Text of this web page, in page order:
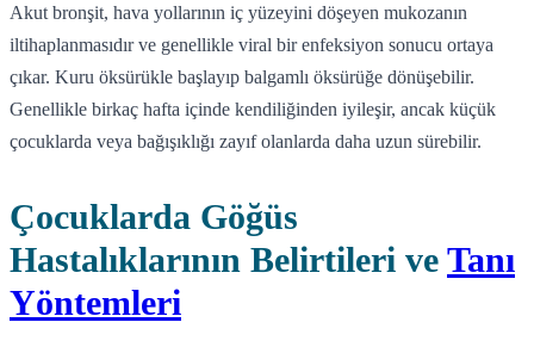
Akut bronşit, hava yollarının iç yüzeyini döşeyen mukozanın
iltihaplanmasıdır ve genellikle viral bir enfeksiyon sonucu ortaya
çıkar. Kuru öksürükle başlayıp balgamlı öksürüğe dönüşebilir.
Genellikle birkaç hafta içinde kendiliğinden iyileşir, ancak küçük
çocuklarda veya bağışıklığı zayıf olanlarda daha uzun sürebilir.
Çocuklarda Göğüs
Hastalıklarının Belirtileri ve Tanı
Yöntemleri